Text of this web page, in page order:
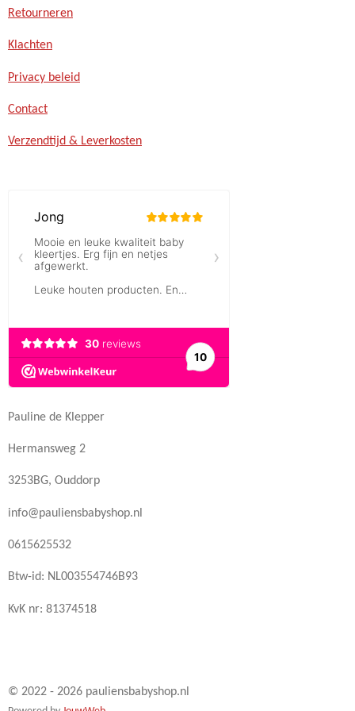
Retourneren
Klachten
Privacy beleid
Contact
Verzendtijd & Leverkosten
Pauline de Klepper
Hermansweg 2
3253BG, Ouddorp
info@pauliensbabyshop.nl
0615625532
Btw-id: NL003554746B93
KvK nr: 81374518
© 2022 - 2026 pauliensbabyshop.nl